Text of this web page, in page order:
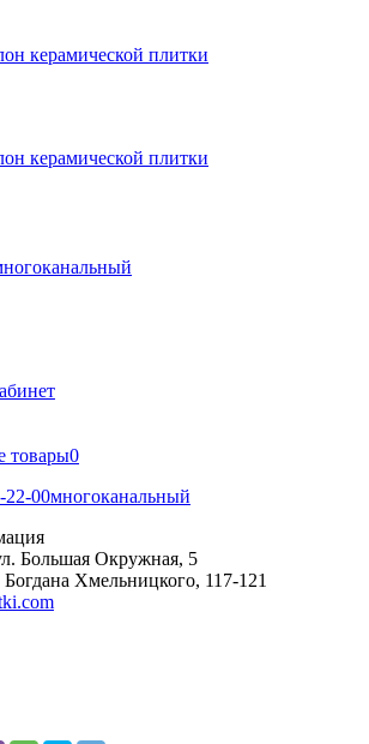
товары0
22-00многоканальный
Большая Окружная, 5
Хмельницкого, 117-121